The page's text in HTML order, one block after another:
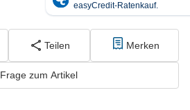
Teilen Merken
Frage zum Artikel